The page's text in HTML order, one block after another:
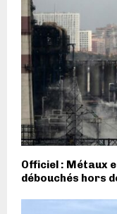
Officiel : Métaux
débouchés hors